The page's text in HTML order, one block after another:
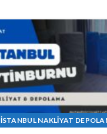
İSTANBUL NAKLIYAT